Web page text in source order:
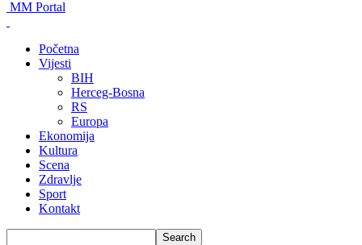
MM Portal
Početna
Vijesti
BIH
Herceg-Bosna
RS
Europa
Ekonomija
Kultura
Scena
Zdravlje
Sport
Kontakt